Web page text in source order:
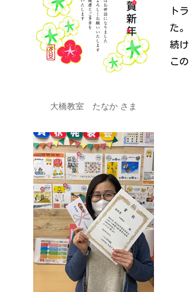
大橋教室 たなか さま
ト
た
続
こ